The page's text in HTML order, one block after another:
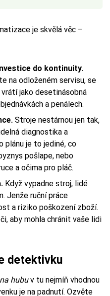
je skvělá věc –
do kontinuity.
na odloženém servisu, se
jako desetinásobná
a penálech.
Stroje nestárnou jen tak,
diagnostika a
plánu je to jediné, co
pošlape, nebo
a očima pro pláč.
Když vypadne stroj, lidé
Jenže ruční práce
a riziko poškození zboží.
aby mohla chránit vaše lidi
detektivku
hubuv tu nejmíň vhodnou
je na padnutí. Ozvěte